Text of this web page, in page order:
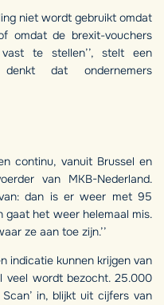
niet wordt gebruikt omdat
omdat de brexit-vouchers
te stellen’’, stelt een
denkt dat ondernemers
continu, vanuit Brussel en
van MKB-Nederland.
dan is er weer met 95
gaat het weer helemaal mis.
ze aan toe zijn.’’
indicatie kunnen krijgen van
wordt bezocht. 25.000
in, blijkt uit cijfers van